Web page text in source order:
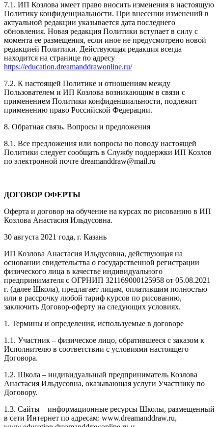
7.1. ИП Козлова имеет право вносить изменения в настоящую
Политику конфиденциальности. При внесении изменений в
актуальной редакции указывается дата последнего
обновления. Новая редакция Политики вступает в силу с
момента ее размещения, если иное не предусмотрено новой
редакцией Политики. Действующая редакция всегда
находится на странице по адресу
https://education.dreamanddrawonline.ru/
7.2. К настоящей Политике и отношениям между
Пользователем и ИП Козлова возникающим в связи с
применением Политики конфиденциальности, подлежит
применению право Российской Федерации.
8. Обратная связь. Вопросы и предложения
8.1. Все предложения или вопросы по поводу настоящей
Политики следует сообщать в Службу поддержки ИП Козлов
по электронной почте dreamanddraw@mail.ru
ДОГОВОР ОФЕРТЫ
Оферта и договор на обучение на курсах по рисованию в ИП
Козлова Анастасия Ильдусовна.
30 августа 2021 года, г. Казань
ИП Козлова Анастасия Ильдусовна, действующая на
основании свидетельства о государственной регистрации
физического лица в качестве индивидуального
предпринимателя с ОГРНИП 321169000125958 от 05.08.2021
г. (далее Школа), предлагает лицам, оплатившим полностью
или в рассрочку любой тариф курсов по рисованию,
заключить Договор-оферту на следующих условиях.
1. Термины и определения, используемые в договоре
1.1. Участник – физическое лицо, обратившееся с заказом к
Исполнителю в соответствии с условиями настоящего
Договора.
1.2. Школа – индивидуальный предприниматель Козлова
Анастасия Ильдусовна, оказывающая услуги Участнику по
Договору.
1.3. Сайты – информационные ресурсы Школы, размещенный
в сети Интернет по адресам: www.dreamanddraw.ru,